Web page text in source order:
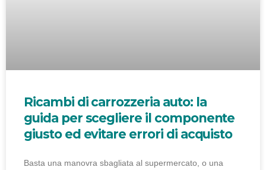
Ricambi di carrozzeria auto: la
guida per scegliere il componente
giusto ed evitare errori di acquisto
Basta una manovra sbagliata al supermercato, o una